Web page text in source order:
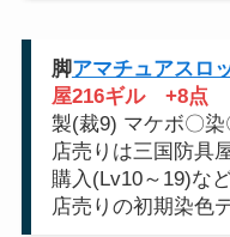
脚アマチュアスロ
屋216ギル
+8点
製(裁9) マケボ〇染
店売りは三国防具
購入(Lv10～19)な
店売りの初期染色